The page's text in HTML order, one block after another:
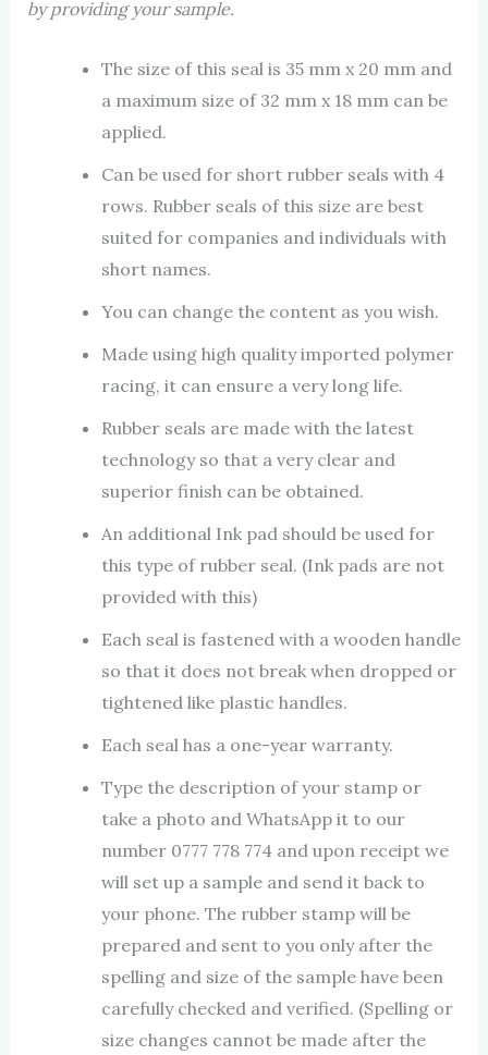
by providing your sample.
The size of this seal is 35 mm x 20 mm and
a maximum size of 32 mm x 18 mm can be
applied.
Can be used for short rubber seals with 4
rows. Rubber seals of this size are best
suited for companies and individuals with
short names.
You can change the content as you wish.
Made using high quality imported polymer
racing, it can ensure a very long life.
Rubber seals are made with the latest
technology so that a very clear and
superior finish can be obtained.
An additional Ink pad should be used for
this type of rubber seal. (Ink pads are not
provided with this)
Each seal is fastened with a wooden handle
so that it does not break when dropped or
tightened like plastic handles.
Each seal has a one-year warranty.
Type the description of your stamp or
take a photo and WhatsApp it to our
number 0777 778 774 and upon receipt we
will set up a sample and send it back to
your phone. The rubber stamp will be
prepared and sent to you only after the
spelling and size of the sample have been
carefully checked and verified. (Spelling or
size changes cannot be made after the